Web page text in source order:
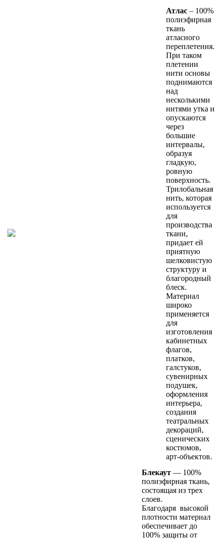
Атлас – 100%
полиэфирная
ткань
атласного
переплетения.
При таком
плетении
нити основы
поднимаются
над
несколькими
нитями утка и
опускаются
через
большие
интервалы,
образуя
гладкую,
ровную
поверхность.
Трилобальная
нить, которая
используется
для
производства
ткани,
придает ей
приятную
шелковистую
структуру и
благородный
блеск.
Материал
широко
применяется
для
изготовления
кабинетных
флагов,
платков,
галстуков,
сувенирных
подушек,
оформления
интерьера,
создания
театральных
декораций,
сценических
костюмов,
арт-объектов.
Блекаут — 100%
полиэфирная ткань,
состоящая из трех
слоев.
Благодаря высокой
плотности материал
обеспечивает до
100% защиты от